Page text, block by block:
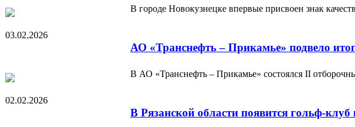
В городе Новокузнецке впервые присвоен знак
03.02.2026
АО «Транснефть – Прикамье» подвело
В АО «Транснефть – Прикамье» состоялся II
02.02.2026
В Рязанской области появится гольф-